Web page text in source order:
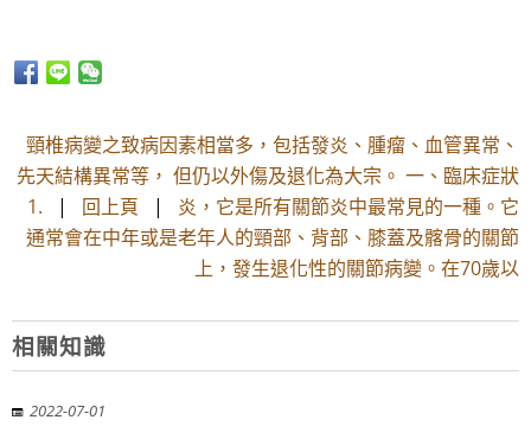
頸椎病變之致病因素相當多，包括發炎、腫瘤、血管異常、
先天結構異常等， 但仍以外傷及退化為大宗。 一、臨床症狀
1.
| 回上頁 | 炎，它是所有關節炎中最常見的一種。它
通常會在中年或是老年人的頸部、背部、膝蓋及髂骨的關節
上，發生退化性的關節病變。在70歲以
相關知識
2022-07-01